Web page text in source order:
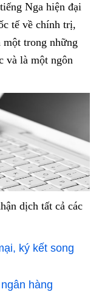
Nga hiện đại
tế về chính trị,
trong những
và là một ngôn
dịch tất cả các
ký kết song
hàng